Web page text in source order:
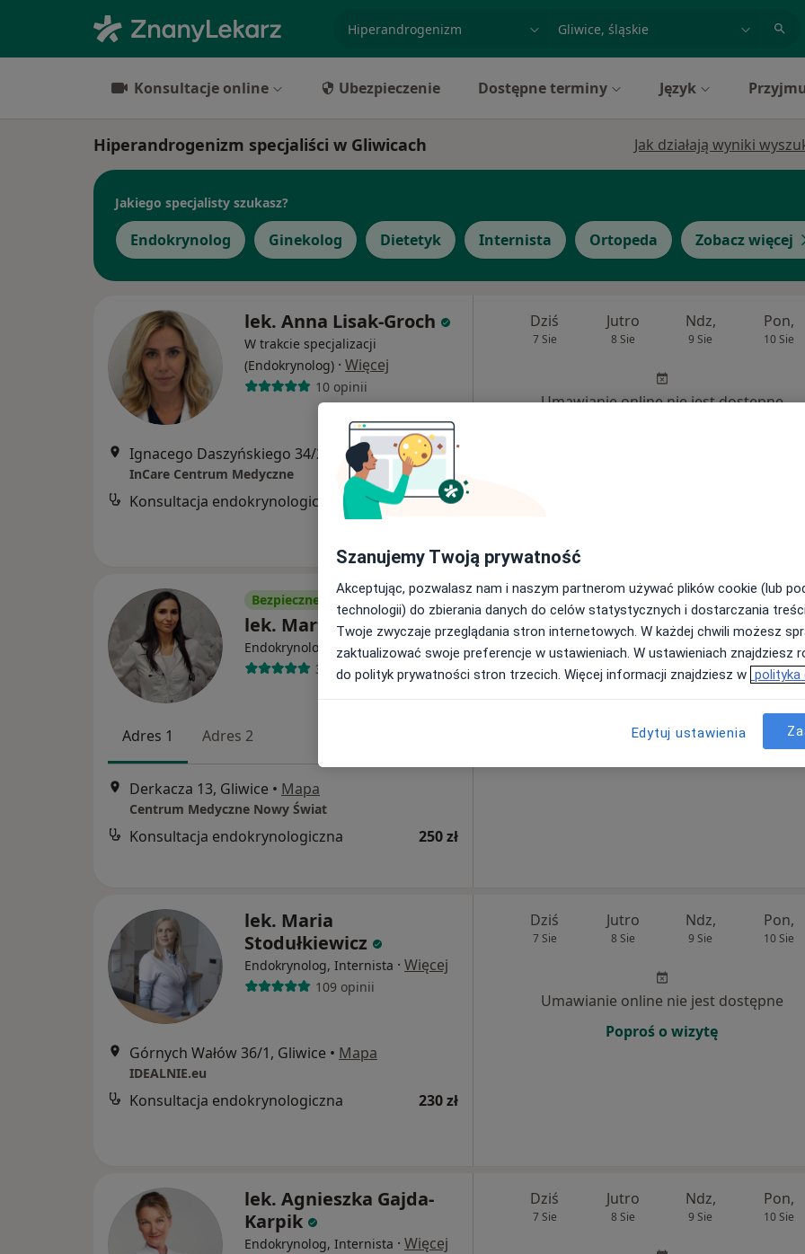
miasto lub dzielnica
Konsultacje online Ubezpieczenie Dostępne terminy Język
Hiperandrogenizm specjaliści w Gliwicach Jak działają wyniki
Jakiego specjalisty szukasz?
Endokrynolog Ginekolog Dietetyk Internista Ortopeda Zobacz więcej
lek. Anna Lisak-Groch
W trakcie specjalizacji
(Endokrynolog) · Więcej
10 opinii
Ignacego Daszyńskiego 34/2, Gliwice•Mapa
InCare Centrum Medyczne
Konsultacja endokrynologiczna 280 zł
Dziś
7 Sie
Jutro
8 Sie
Ndz,
9 Sie
Pon,
10 Sie
Umawianie online nie jest dostępne
Bezpieczne płatności
lek. Marta Legutko
Endokrynolog ·Więcej
36 opinii
Adres 1 Adres 2
Derkacza 13, Gliwice • Mapa
Centrum Medyczne Nowy Świat
Konsultacja endokrynologiczna 250 zł
Dziś
7 Sie
Jutro
8 Sie
Ndz,
9 Sie
Pon,
10 Sie
Umawianie online nie jest dostępne
lek. Maria
Stodułkiewicz
Endokrynolog, Internista · Więcej
109 opinii
Górnych Wałów 36/1, Gliwice • Mapa
IDEALNIE.eu
Konsultacja endokrynologiczna 230 zł
Dziś
7 Sie
Jutro
8 Sie
Ndz,
9 Sie
Pon,
10 Sie
Umawianie online nie jest dostępne
Poproś o wizytę
lek. Agnieszka Gajda-
Karpik
Endokrynolog, Internista · Więcej
Dziś
7 Sie
Jutro
8 Sie
Ndz,
9 Sie
Pon,
10 Sie
Szanujemy Twoją prywatność
Akceptując, pozwalasz nam i naszym partnerom używać plików cookie (lub
technologii) do zbierania danych do celów statystycznych i dostarczania
Twoje zwyczaje przeglądania stron internetowych. W każdej chwili możesz
zaktualizować swoje preferencje w ustawieniach. W ustawieniach znajdziesz
do polityk prywatności stron trzecich. Więcej informacji znajdziesz w polityka
Edytuj ustawienia